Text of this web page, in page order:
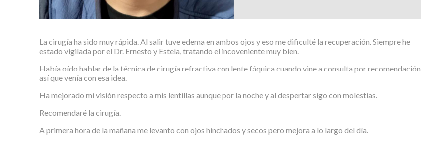
La cirugía ha sido muy rápida. Al salir tuve edema en ambos ojos y eso me dificulté la recuperación. Siempre he
estado vigilada por el Dr. Ernesto y Estela, tratando el incoveniente muy bien.
Había oído hablar de la técnica de cirugía refractiva con lente fáquica cuando vine a consulta por recomendación
así que venía con esa idea.
Ha mejorado mi visión respecto a mis lentillas aunque por la noche y al despertar sigo con molestias.
Recomendaré la cirugía.
A primera hora de la mañana me levanto con ojos hinchados y secos pero mejora a lo largo del día.